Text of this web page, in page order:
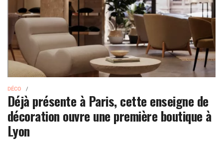
DÉCO
Déjà présente à Paris, cette enseigne de
décoration ouvre une première boutique à
Lyon